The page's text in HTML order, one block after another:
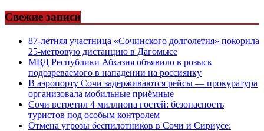
Свежие записи
87-летняя участница «Сочинского долголетия» покорила
25-метровую дистанцию в Дагомысе
МВД Республики Абхазия объявило в розыск
подозреваемого в нападении на россиянку
В аэропорту Сочи задерживаются рейсы — прокуратура
организовала мобильные приёмные
Сочи встретил 4 миллиона гостей: безопасность
туристов под особым контролем
Отмена угрозы беспилотников в Сочи и Сириусе: